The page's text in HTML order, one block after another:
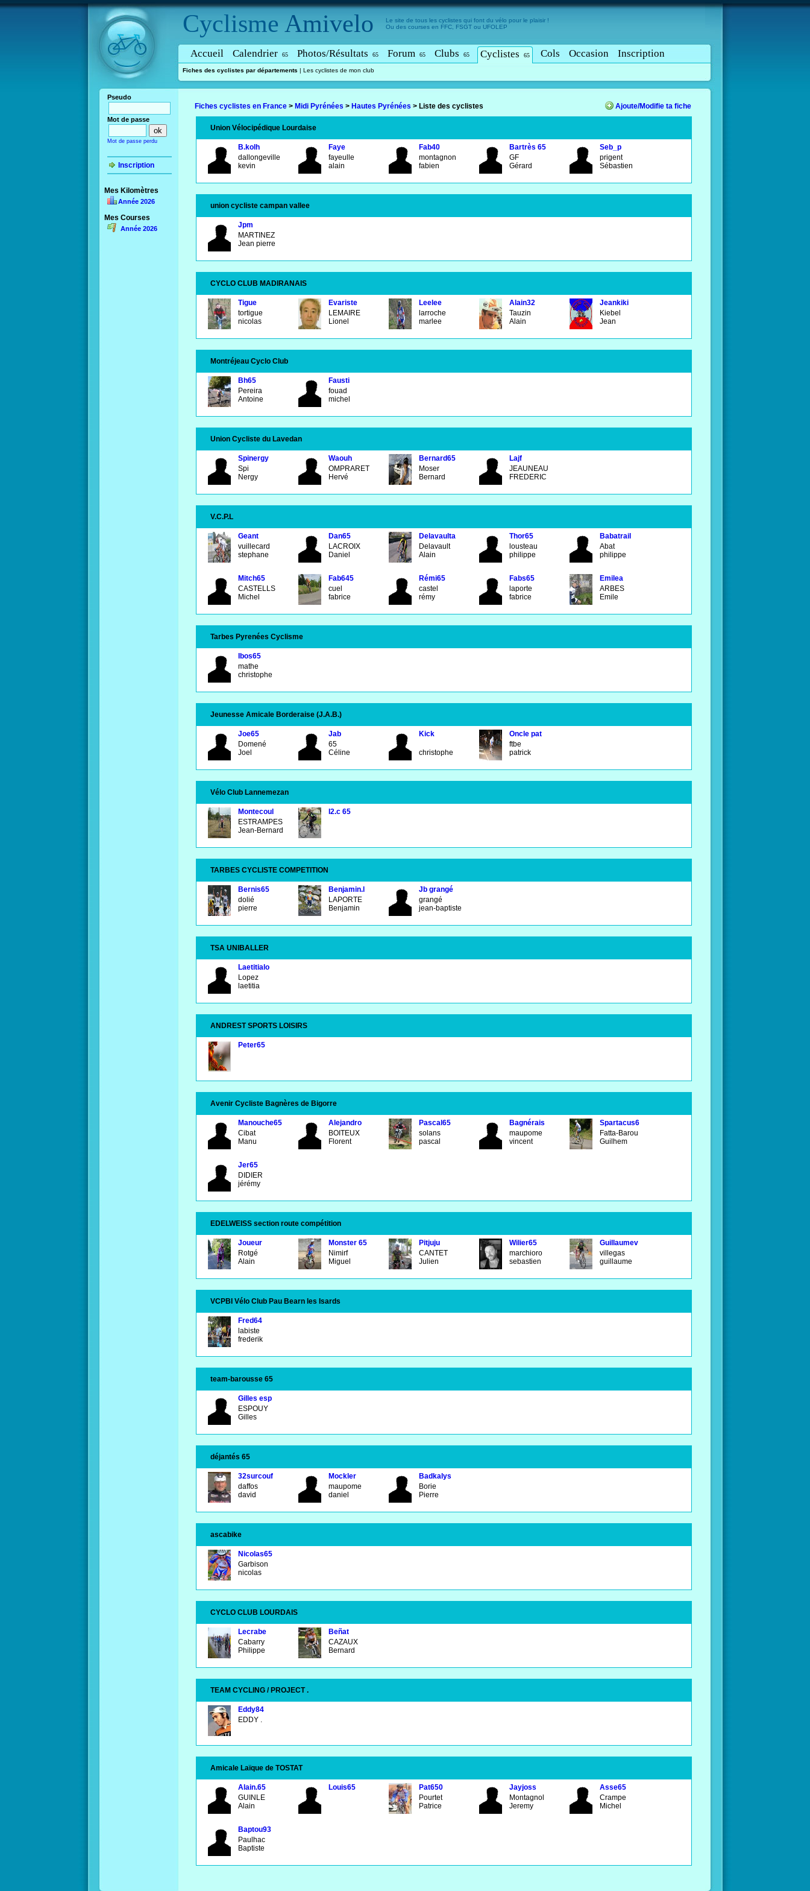
Cyclisme Amivelo
Le site de tous les cyclistes qui font du vélo pour le plaisir !
Ou des courses en FFC, FSGT ou UFOLEP
Accueil Calendrier 65 Photos/Résultats 65 Forum 65 Clubs 65 Cyclistes 65 Cols Occasion Inscription
Fiches des cyclistes par départements | Les cyclistes de mon club
Pseudo
Mot de passe
Mot de passe perdu
Inscription
Mes Kilomètres
Année 2026
Mes Courses
Année 2026
Fiches cyclistes en France > Midi Pyrénées > Hautes Pyrénées > Liste des cyclistes Ajoute/Modifie ta fiche
Union Vélocipédique Lourdaise
B.kolh
dallongeville
kevin
Faye
fayeulle
alain
Fab40
montagnon
fabien
Bartrès 65
GF
Gérard
Seb_p
prigent
Sébastien
union cycliste campan vallee
Jpm
MARTINEZ
Jean pierre
CYCLO CLUB MADIRANAIS
Tigue
tortigue
nicolas
Evariste
LEMAIRE
Lionel
Leelee
larroche
marlee
Alain32
Tauzin
Alain
Jeankiki
Kiebel
Jean
Montréjeau Cyclo Club
Bh65
Pereira
Antoine
Fausti
fouad
michel
Union Cycliste du Lavedan
Spinergy
Spi
Nergy
Waouh
OMPRARET
Hervé
Bernard65
Moser
Bernard
Lajf
JEAUNEAU
FREDERIC
V.C.P.L
Geant
vuillecard
stephane
Dan65
LACROIX
Daniel
Delavaulta
Delavault
Alain
Thor65
lousteau
philippe
Babatrail
Abat
philippe
Mitch65
CASTELLS
Michel
Fab645
cuel
fabrice
Rémi65
castel
rémy
Fabs65
laporte
fabrice
Emilea
ARBES
Emile
Tarbes Pyrenées Cyclisme
Ibos65
mathe
christophe
Jeunesse Amicale Borderaise (J.A.B.)
Joe65
Domené
Joel
Jab
65
Céline
Kick
christophe
Oncle pat
ftbe
patrick
Vélo Club Lannemezan
Montecoul
ESTRAMPES
Jean-Bernard
I2.c 65
TARBES CYCLISTE COMPETITION
Bernis65
dolié
pierre
Benjamin.l
LAPORTE
Benjamin
Jb grangé
grangé
jean-baptiste
TSA UNIBALLER
Laetitialo
Lopez
laetitia
ANDREST SPORTS LOISIRS
Peter65
Avenir Cycliste Bagnères de Bigorre
Manouche65
Cibat
Manu
Alejandro
BOITEUX
Florent
Pascal65
solans
pascal
Bagnérais
maupome
vincent
Spartacus6
Fatta-Barou
Guilhem
Jer65
DIDIER
jérémy
EDELWEISS section route compétition
Joueur
Rotgé
Alain
Monster 65
Nimirf
Miguel
Pitjuju
CANTET
Julien
Wilier65
marchioro
sebastien
Guillaumev
villegas
guillaume
VCPBI Vélo Club Pau Bearn les Isards
Fred64
labiste
frederik
team-barousse 65
Gilles esp
ESPOUY
Gilles
déjantés 65
32surcouf
daffos
david
Mockler
maupome
daniel
Badkalys
Borie
Pierre
ascabike
Nicolas65
Garbison
nicolas
CYCLO CLUB LOURDAIS
Lecrabe
Cabarry
Philippe
Beñat
CAZAUX
Bernard
TEAM CYCLING / PROJECT .
Eddy84
EDDY .
Amicale Laïque de TOSTAT
Alain.65
GUINLE
Alain
Louis65
Pat650
Pourtet
Patrice
Jayjoss
Montagnol
Jeremy
Asse65
Crampe
Michel
Baptou93
Paulhac
Baptiste